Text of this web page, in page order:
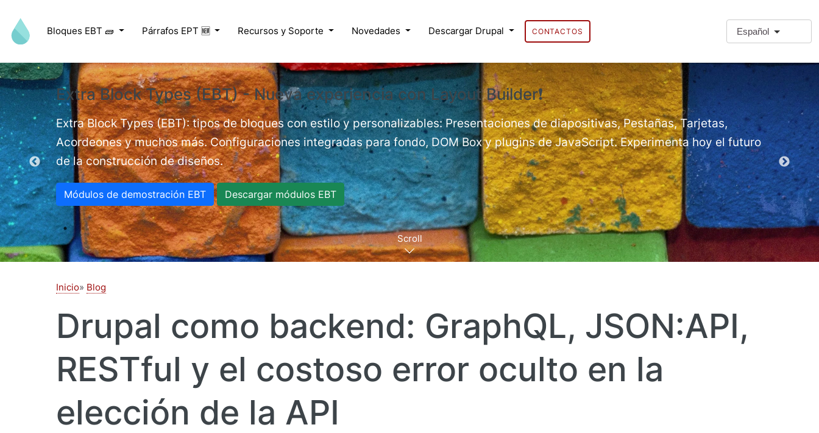
Bloques EBT 🧱 Párrafos EPT 🆕 Recursos y Soporte Novedades Descargar Drupal CONTACTOS Español
videos.
Extra Block Types (EBT) - Nueva experiencia con Layout Builder❗
Extra Block Types (EBT): tipos de bloques con estilo y personalizables: Presentaciones de diapositivas, Pestañas, Tarjetas,
Acordeones y muchos más. Configuraciones integradas para fondo, DOM Box y plugins de JavaScript. Experimenta hoy el futuro
de la construcción de diseños.
Módulos de demostración EBT Descargar módulos EBT
Extra
Módulos
Scroll
Inicio Blog
Drupal como backend: GraphQL, JSON:API,
RESTful y el costoso error oculto en la
elección de la API